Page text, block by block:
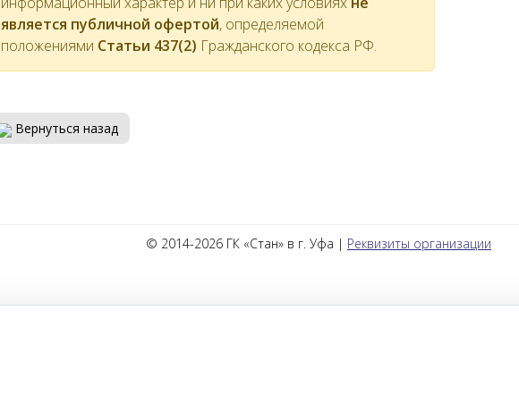
является публичной офертой, определяемой
положениями Статьи 437(2) Гражданского кодекса РФ.
Вернуться назад
© 2014-2026 ГК «Стан» в г. Уфа | Реквизиты организации